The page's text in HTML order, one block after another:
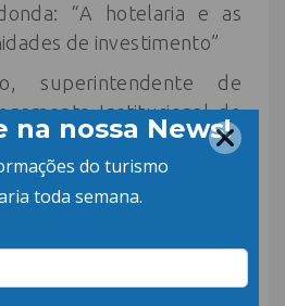
“A hotelaria e as
de investimento”
superintendente de
Institucional do
da Cunha Possa,
do Nordeste do Brasil
Vieira,
de Pessoa Jurídica do